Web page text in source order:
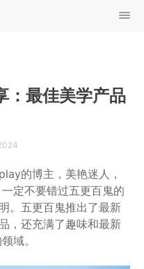
：最佳美学产品
的博主，美艳迷人，
定不要错过五更百鬼的
。五更百鬼推出了最新
，还充满了趣味和最新
域。